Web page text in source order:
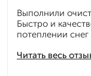
Читать весь
Выполнили
Быстро и
потеплении